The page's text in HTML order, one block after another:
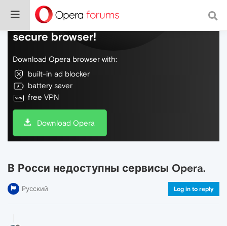
Do more on the web, with a fast and
secure browser!
Download Opera browser with:
built-in ad blocker
battery saver
free VPN
Download Opera
В Росси недоступны сервисы Opera.
Русский Log in to reply